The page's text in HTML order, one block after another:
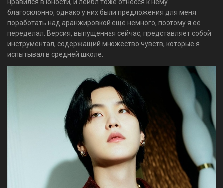
нравился в юности, и лейбл тоже отнёсся к нему
благосклонно, однако у них были предложения для меня
поработать над аранжировкой ещё немного, поэтому я её
переделал. Версия, выпущенная сейчас, представляет собой
инструментал, содержащий множество чувств, которые я
испытывал в средней школе.